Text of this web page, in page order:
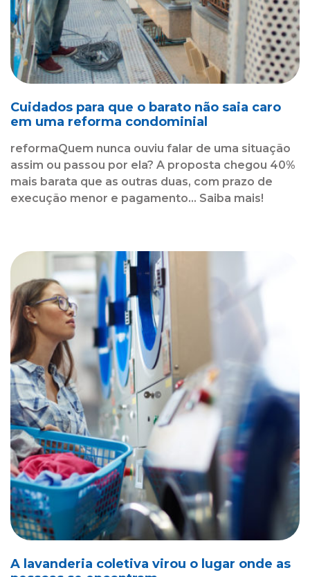
Cuidados para que o barato não saia caro
em uma reforma condominial
reformaQuem nunca ouviu falar de uma situação
assim ou passou por ela? A proposta chegou 40%
mais barata que as outras duas, com prazo de
execução menor e pagamento... Saiba mais!
A lavanderia coletiva virou o lugar onde as